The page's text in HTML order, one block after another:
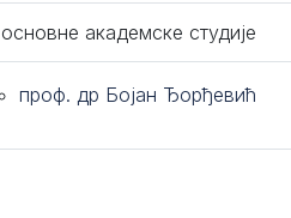
основне академске студије
проф. др Бојан Ђорђевић